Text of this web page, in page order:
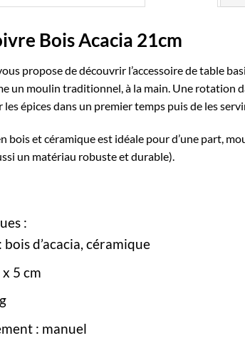
Bois Acacia 21cm
propose de découvrir l’accessoire de table
un moulin traditionnel, à la main. Une rotation
épices dans un premier temps puis de les
bois et céramique est idéale pour d’une part,
un matériau robuste et durable).
:
bois d’acacia, céramique
x 5 cm
: manuel